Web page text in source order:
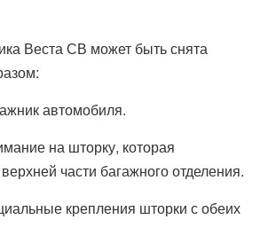
Веста СВ может быть снята
автомобиля.
на шторку, которая
части багажного отделения.
крепления шторки с обеих